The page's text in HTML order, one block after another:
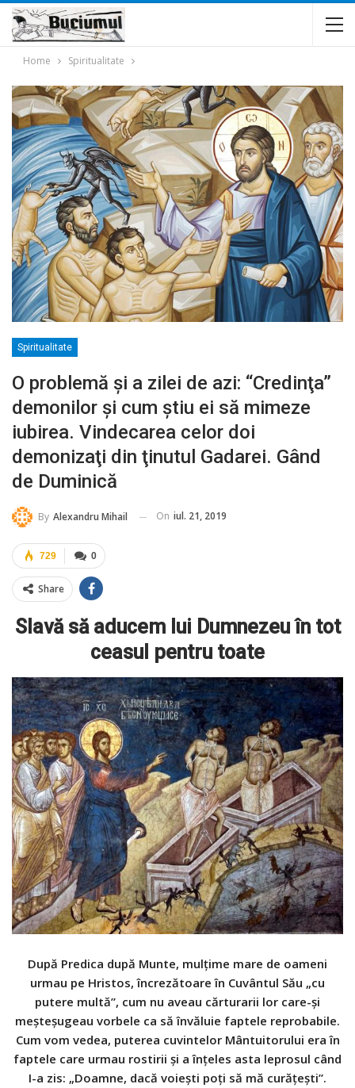
Home Spiritualitate
Spiritualitate
O problemă şi a zilei de azi: “Credinţa”
demonilor şi cum ştiu ei să mimeze
iubirea. Vindecarea celor doi
demonizaţi din ţinutul Gadarei. Gând
de Duminică
By Alexandru Mihail On iul. 21, 2019
0
729
Share
Slavă să aducem lui Dumnezeu în tot
ceasul pentru toate
După Predica după Munte, mulţime mare de oameni
urmau pe Hristos, încrezătoare în Cuvântul Său „cu
putere multă”, cum nu aveau cărturarii lor care-şi
meşteşugeau vorbele ca să învăluie faptele reprobabile.
Cum vom vedea, puterea cuvintelor Mântuitorului era în
faptele care urmau rostirii şi a înţeles asta leprosul când
I-a zis: „Doamne, dacă voieşti poţi să mă curăţeşti”.